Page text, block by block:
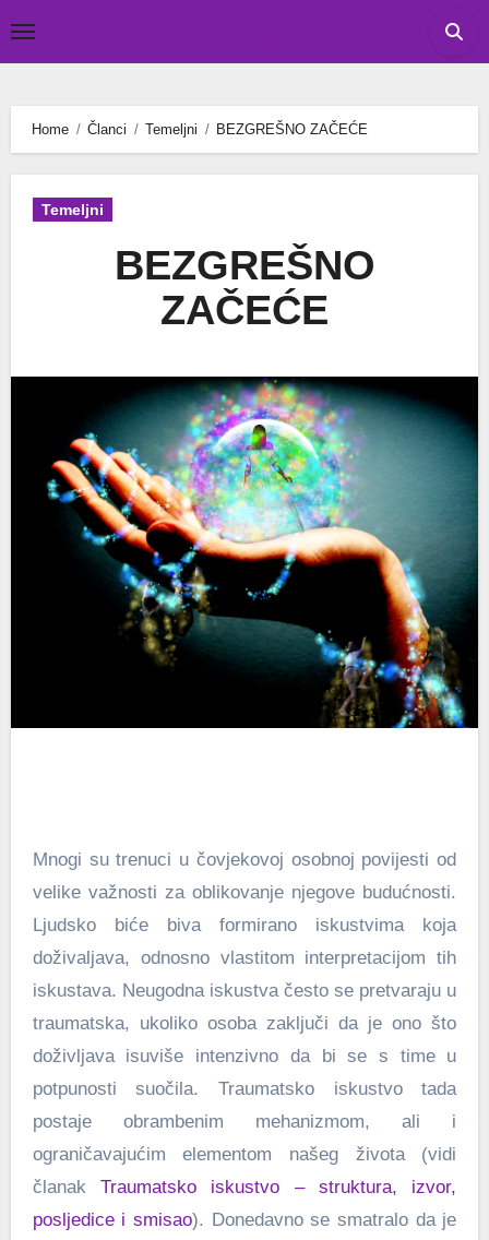
to
Home Članci Temeljni BEZGREŠNO ZAČEĆE
Temeljni
BEZGREŠNO
ZAČEĆE
Mnogi su trenuci u čovjekovoj osobnoj povijesti od
velike važnosti za oblikovanje njegove budućnosti.
Ljudsko biće biva formirano iskustvima koja
doživaljava, odnosno vlastitom interpretacijom tih
iskustava. Neugodna iskustva često se pretvaraju u
traumatska, ukoliko osoba zaključi da je ono što
doživljava isuviše intenzivno da bi se s time u
potpunosti suočila. Traumatsko iskustvo tada
postaje obrambenim mehanizmom, ali i
ograničavajućim elementom našeg života (vidi
članak Traumatsko iskustvo – struktura, izvor,
posljedice i smisao). Donedavno se smatralo da je